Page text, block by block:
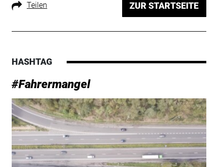
Teilen ZUR STARTSEITE
HASHTAG
#Fahrermangel